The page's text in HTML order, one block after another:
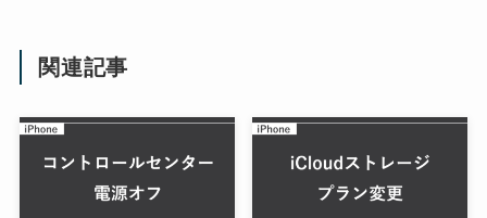
関連記事